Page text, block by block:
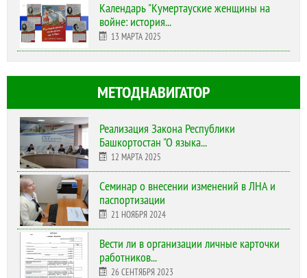
Календарь "Кумертауские женщины на
войне: история...
13 МАРТА 2025
МЕТОДНАВИГАТОР
Реализация Закона Республики
Башкортостан "О языка...
12 МАРТА 2025
Cеминар о внесении изменений в ЛНА и
паспортизации
21 НОЯБРЯ 2024
Вести ли в организации личные карточки
работников...
26 СЕНТЯБРЯ 2023